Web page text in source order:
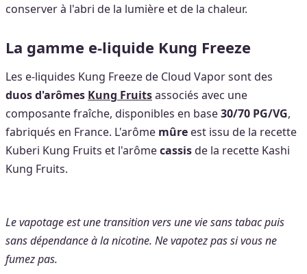
conserver à l'abri de la lumière et de la chaleur.
La gamme e-liquide Kung Freeze
Les e-liquides Kung Freeze de Cloud Vapor sont des
duos d'arômes Kung Fruitsassociés avec une
composante fraîche, disponibles en base30/70 PG/VG,
fabriqués en France. L'arôme mûre est issu de la recette
Kuberi Kung Fruits et l'arômecassisde la recette Kashi
Kung Fruits.
Le vapotage est une transition vers une vie sans tabac puis
sans dépendance à la nicotine. Ne vapotez pas si vous ne
fumez pas.